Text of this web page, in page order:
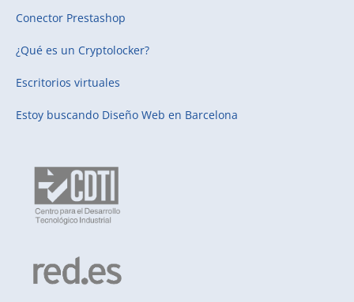
Conector Prestashop
¿Qué es un Cryptolocker?
Escritorios virtuales
Estoy buscando Diseño Web en Barcelona